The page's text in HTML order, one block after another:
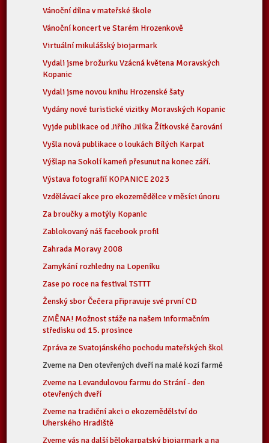
Vánoční dílna v mateřské škole
Vánoční koncert ve Starém Hrozenkově
Virtuální mikulášský biojarmark
Vydali jsme brožurku Vzácná květena Moravských
Kopanic
Vydali jsme novou knihu Hrozenské šaty
Vydány nové turistické vizitky Moravských Kopanic
Vyjde publikace od Jiřího Jilíka Žítkovské čarování
Vyšla nová publikace o loukách Bílých Karpat
Výšlap na Sokolí kameň přesunut na konec září.
Výstava fotografií KOPANICE 2023
Vzdělávací akce pro ekozemědělce v měsíci únoru
Za broučky a motýly Kopanic
Zablokovaný náš facebook profil
Zahrada Moravy 2008
Zamykání rozhledny na Lopeníku
Zase po roce na festival TSTTT
Ženský sbor Čečera připravuje své první CD
ZMĚNA! Možnost stáže na našem informačním
středisku od 15. prosince
Zpráva ze Svatojánského pochodu mateřských škol
Zveme na Den otevřených dveří na malé kozí farmě
Zveme na Levandulovou farmu do Strání - den
otevřených dveří
Zveme na tradiční akci o ekozemědělství do
Uherského Hradiště
Zveme vás na další bělokarpatský biojarmark a na